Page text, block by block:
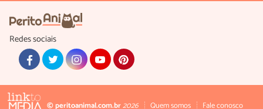
Redes sociais
© peritoanimal.com.br2026 Quem somos Fale conosco